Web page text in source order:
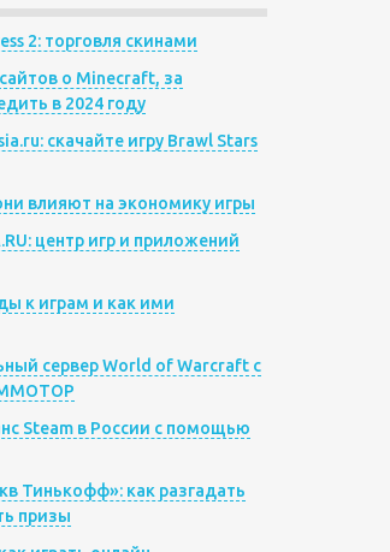
2: торговля скинами
о Minecraft, за
в 2024 году
скачайте игру Brawl Stars
влияют на экономику игры
центр игр и приложений
к играм и как ими
сервер World of Warcraft с
Steam в России с помощью
Тинькофф»: как разгадать
призы